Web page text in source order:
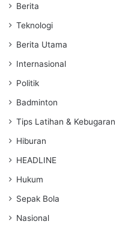
Berita
Teknologi
Berita Utama
Internasional
Politik
Badminton
Tips Latihan & Kebugaran
Hiburan
HEADLINE
Hukum
Sepak Bola
Nasional